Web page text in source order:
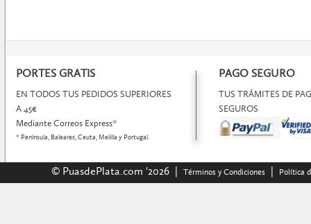
PORTES GRATIS
EN TODOS TUS PEDIDOS SUPERIORES
A 45€
Mediante Correos Express*
* Península, Baleares, Ceuta, Melilla y Portugal.
PAGO SEGURO
TUS TRÁMITES DE
SEGUROS
© PuasdePlata.com '2026 | Términos y Condiciones| Política